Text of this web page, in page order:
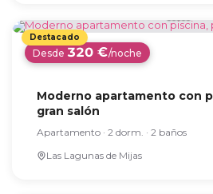
Desde 320 €/noche
Moderno apartamento con
gran salón
Apartamento · 2 dorm. · 2 baños
Las Lagunas de Mijas